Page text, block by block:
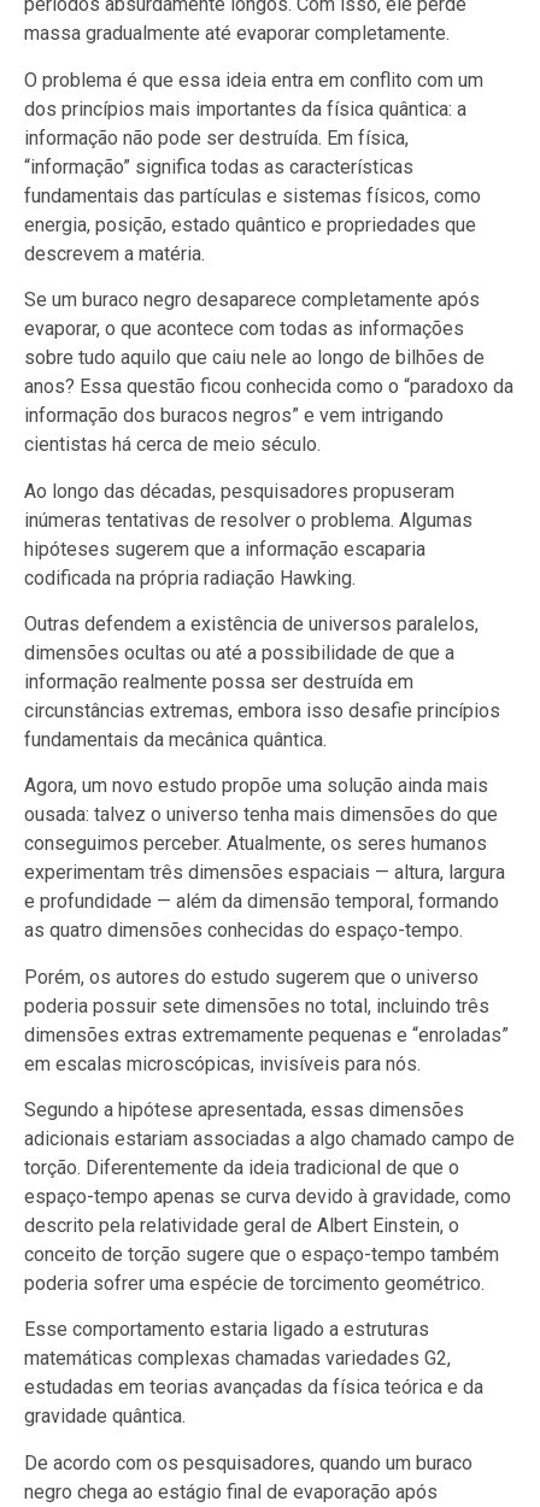
períodos absurdamente longos. Com isso, ele perde
massa gradualmente até evaporar completamente.
O problema é que essa ideia entra em conflito com um
dos princípios mais importantes da física quântica: a
informação não pode ser destruída. Em física,
“informação” significa todas as características
fundamentais das partículas e sistemas físicos, como
energia, posição, estado quântico e propriedades que
descrevem a matéria.
Se um buraco negro desaparece completamente após
evaporar, o que acontece com todas as informações
sobre tudo aquilo que caiu nele ao longo de bilhões de
anos? Essa questão ficou conhecida como o “paradoxo da
informação dos buracos negros” e vem intrigando
cientistas há cerca de meio século.
Ao longo das décadas, pesquisadores propuseram
inúmeras tentativas de resolver o problema. Algumas
hipóteses sugerem que a informação escaparia
codificada na própria radiação Hawking.
Outras defendem a existência de universos paralelos,
dimensões ocultas ou até a possibilidade de que a
informação realmente possa ser destruída em
circunstâncias extremas, embora isso desafie princípios
fundamentais da mecânica quântica.
Agora, um novo estudo propõe uma solução ainda mais
ousada: talvez o universo tenha mais dimensões do que
conseguimos perceber. Atualmente, os seres humanos
experimentam três dimensões espaciais — altura, largura
e profundidade — além da dimensão temporal, formando
as quatro dimensões conhecidas do espaço-tempo.
Porém, os autores do estudo sugerem que o universo
poderia possuir sete dimensões no total, incluindo três
dimensões extras extremamente pequenas e “enroladas”
em escalas microscópicas, invisíveis para nós.
Segundo a hipótese apresentada, essas dimensões
adicionais estariam associadas a algo chamado campo de
torção. Diferentemente da ideia tradicional de que o
espaço-tempo apenas se curva devido à gravidade, como
descrito pela relatividade geral de Albert Einstein, o
conceito de torção sugere que o espaço-tempo também
poderia sofrer uma espécie de torcimento geométrico.
Esse comportamento estaria ligado a estruturas
matemáticas complexas chamadas variedades G2,
estudadas em teorias avançadas da física teórica e da
gravidade quântica.
De acordo com os pesquisadores, quando um buraco
negro chega ao estágio final de evaporação após